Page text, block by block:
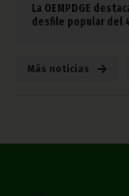
La OEMPDGE
desfile popular del
Más noticias